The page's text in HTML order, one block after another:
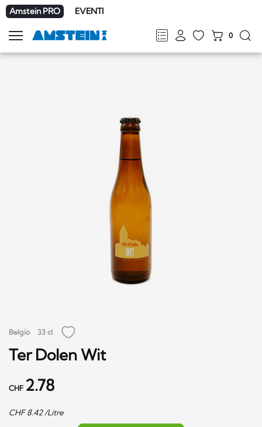
Amstein PRO EVENTI
FRDEENIT
0
Mostra
la
Belgio 33 cl
Ter Dolen Wit
CHF 2.78
CHF8.42/Litre